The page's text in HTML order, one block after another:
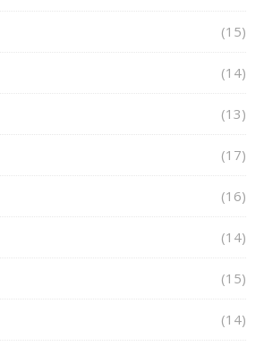
(15)
(14)
(13)
(17)
(16)
(14)
(15)
(14)